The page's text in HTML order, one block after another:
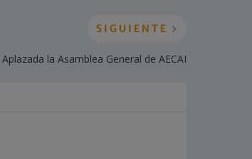
SIGUIENTE
Aplazada la Asamblea General de AECAI